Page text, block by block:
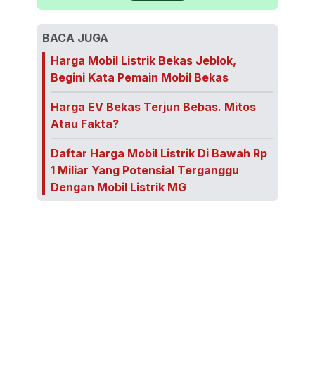
BACA JUGA
Harga Mobil Listrik Bekas Jeblok,
Begini Kata Pemain Mobil Bekas
Harga EV Bekas Terjun Bebas. Mitos
Atau Fakta?
Daftar Harga Mobil Listrik Di Bawah Rp
1 Miliar Yang Potensial Terganggu
Dengan Mobil Listrik MG